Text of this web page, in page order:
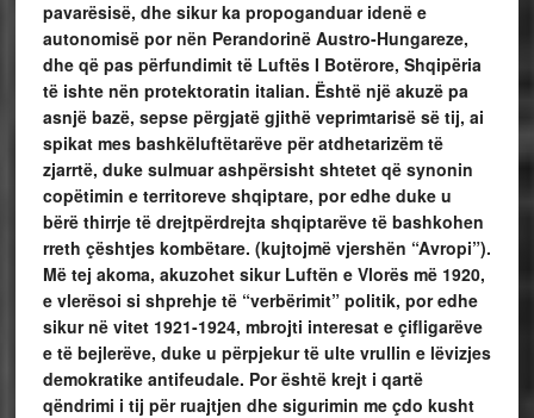
pavarësisë, dhe sikur ka propoganduar idenë e
autonomisë por nën Perandorinë Austro-Hungareze,
dhe që pas përfundimit të Luftës I Botërore, Shqipëria
të ishte nën protektoratin italian. Është një akuzë pa
asnjë bazë, sepse përgjatë gjithë veprimtarisë së tij, ai
spikat mes bashkëluftëtarëve për atdhetarizëm të
zjarrtë, duke sulmuar ashpërsisht shtetet që synonin
copëtimin e territoreve shqiptare, por edhe duke u
bërë thirrje të drejtpërdrejta shqiptarëve të bashkohen
rreth çështjes kombëtare. (kujtojmë vjershën “Avropi”).
Më tej akoma, akuzohet sikur Luftën e Vlorës më 1920,
e vlerësoi si shprehje të “verbërimit” politik, por edhe
sikur në vitet 1921-1924, mbrojti interesat e çifligarëve
e të bejlerëve, duke u përpjekur të ulte vrullin e lëvizjes
demokratike antifeudale. Por është krejt i qartë
qëndrimi i tij për ruajtjen dhe sigurimin me çdo kusht